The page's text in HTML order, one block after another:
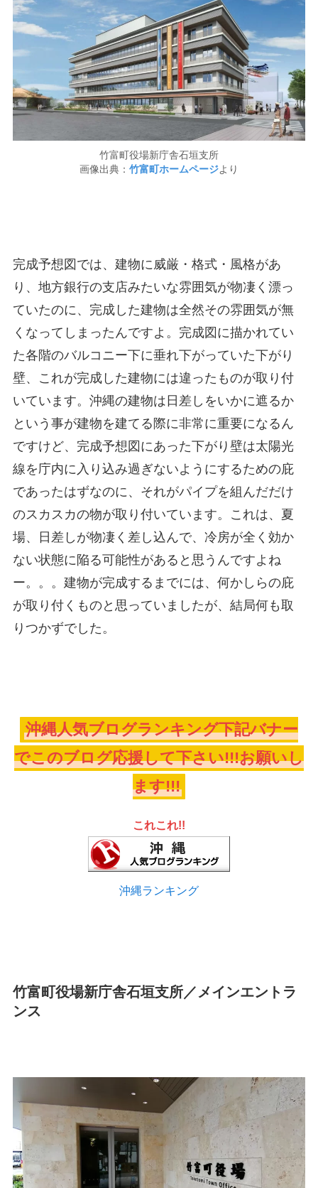
竹富町役場新庁舎石垣支所
画像出典： 竹富町ホームページより
完成予想図では、建物に威厳・格式・風格があ
り、地方銀行の支店みたいな雰囲気が物凄く漂っ
ていたのに、完成した建物は全然その雰囲気が無
くなってしまったんですよ。完成図に描かれてい
た各階のバルコニー下に垂れ下がっていた下がり
壁、これが完成した建物には違ったものが取り付
いています。沖縄の建物は日差しをいかに遮るか
という事が建物を建てる際に非常に重要になるん
ですけど、完成予想図にあった下がり壁は太陽光
線を庁内に入り込み過ぎないようにするための庇
であったはずなのに、それがパイプを組んだだけ
のスカスカの物が取り付いています。これは、夏
場、日差しが物凄く差し込んで、冷房が全く効か
ない状態に陥る可能性があると思うんですよね
ー。。。建物が完成するまでには、何かしらの庇
が取り付くものと思っていましたが、結局何も取
りつかずでした。
沖縄人気ブログランキング下記バナー
でこのブログ応援して下さい!!!お願いし
ます!!!
これこれ!!
沖縄ランキング
竹富町役場新庁舎石垣支所／メインエントラ
ンス